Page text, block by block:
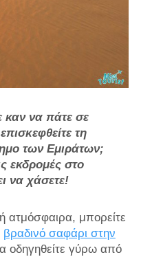
καν να πάτε σε
τη
των Εμιράτων;
εκδρομές στο
να χάσετε!
ατμόσφαιρα, μπορείτε
βραδινό σαφάρι στην
οδηγηθείτε γύρω από